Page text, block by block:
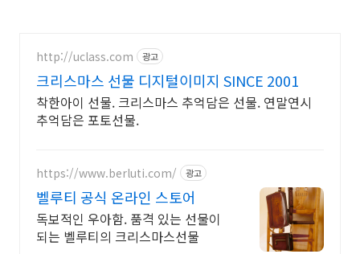
http://uclass.com 광고
크리스마스 선물 디지털이미지 SINCE 2001
착한아이 선물. 크리스마스 추억담은 선물. 연말연시
추억담은 포토선물.
https://www.berluti.com/ 광고
벨루티 공식 온라인 스토어
독보적인 우아함. 품격 있는 선물이
되는 벨루티의 크리스마스선물